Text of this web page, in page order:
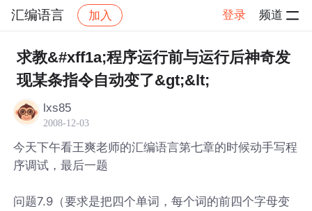
汇编语言 加入 登录 频道
社区 汇编语言 帖子详情
求教&#xff1a;程序运行前与运行后神奇发
现某条指令自动变了&gt;&lt;
lxs85
2008-12-03
今天下午看王爽老师的汇编语言第七章的时候动手写程
序调试，最后一题
问题7.9（要求是把四个单词，每个词的前四个字母变